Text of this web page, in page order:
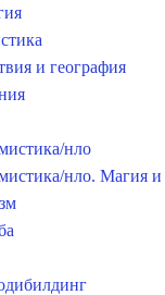
и география
нло
нло. Магия и